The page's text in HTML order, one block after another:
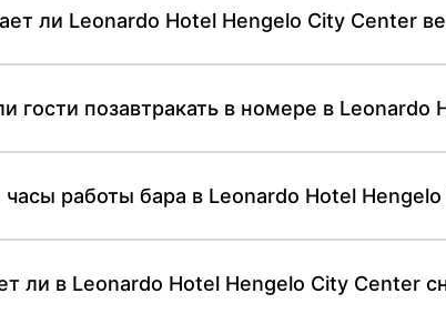
ли Leonardo Hotel Hengelo City Center
гости позавтракать в номере в Leonardo
часы работы бара в Leonardo Hotel
ли в Leonardo Hotel Hengelo City Center